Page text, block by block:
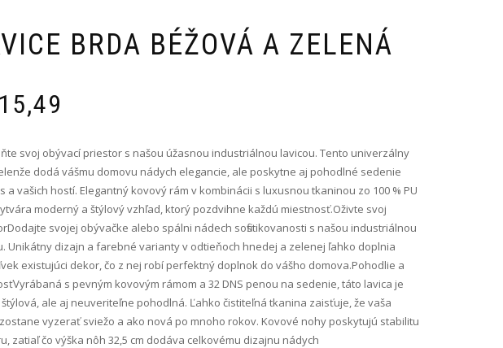
BRDA BÉŽOVÁ A ZELENÁ
svoj obývací priestor s našou úžasnou industriálnou lavicou. Tento univerzálny
dodá vášmu domovu nádych elegancie, ale poskytne aj pohodlné sedenie
a vašich hostí. Elegantný kovový rám v kombinácii s luxusnou tkaninou zo 100 % PU
moderný a štýlový vzhľad, ktorý pozdvihne každú miestnosť.Oživte svoj
svojej obývačke alebo spálni nádech sofistikovanosti s našou industriálnou
Unikátny dizajn a farebné varianty v odtieňoch hnedej a zelenej ľahko doplnia
existujúci dekor, čo z nej robí perfektný doplnok do vášho domova.Pohodlie a
s pevným kovovým rámom a 32 DNS penou na sedenie, táto lavica je
ale aj neuveriteľne pohodlná. Ľahko čistiteľná tkanina zaisťuje, že vaša
vyzerať sviežo a ako nová po mnoho rokov. Kovové nohy poskytujú stabilitu
zatiaľ čo výška nôh 32,5 cm dodáva celkovému dizajnu nádych